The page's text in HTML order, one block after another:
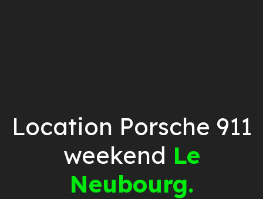
Location Porsche 911
weekend Le
Neubourg.